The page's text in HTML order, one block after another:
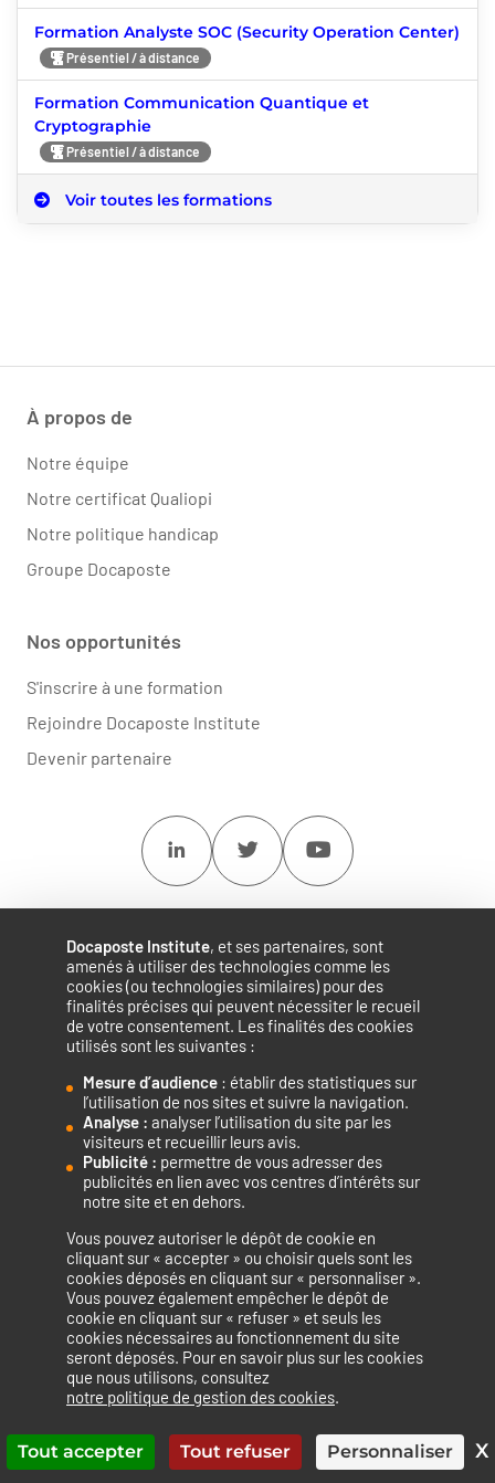
Docaposte Institute, et ses partenaires, sont
amenés à utiliser des technologies comme les
cookies (ou technologies similaires) pour des
finalités précises qui peuvent nécessiter le recueil
de votre consentement. Les finalités des cookies
utilisés sont les suivantes :
Mesure d’audience : établir des statistiques sur
l’utilisation de nos sites et suivre la navigation.
Analyse : analyser l’utilisation du site par les
visiteurs et recueillir leurs avis.
Publicité : permettre de vous adresser des
publicités en lien avec vos centres d’intérêts sur
notre site et en dehors.
Vous pouvez autoriser le dépôt de cookie en
cliquant sur « accepter » ou choisir quels sont les
cookies déposés en cliquant sur « personnaliser ».
Vous pouvez également empêcher le dépôt de
cookie en cliquant sur « refuser » et seuls les
cookies nécessaires au fonctionnement du site
seront déposés. Pour en savoir plus sur les cookies
que nous utilisons, consultez
notre politique de gestion des cookies.
Tout accepter Tout refuser Personnaliser X
Formation Analyste SOC (Security Operation Center)
Présentiel / à distance
Formation Communication Quantique et
Cryptographie
Présentiel / à distance
Voir toutes les formations
Accélérateur de compétences numériques.
La certification qualité a été délivrée au titre de la catégorie
d’action suivante : ACTIONS DE FORMATION
À propos de
Notre équipe
Notre certificat Qualiopi
Notre politique handicap
Groupe Docaposte
Nos opportunités
S'inscrire à une formation
Rejoindre Docaposte Institute
Devenir partenaire
Linkedin Twitter Youtube
Mentions légales
Politique de confidentialité
Politique de cookies
Accessibilité : non conforme
Plan du site